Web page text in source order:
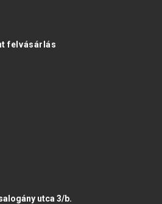
felvásárlás
utca 3/b.